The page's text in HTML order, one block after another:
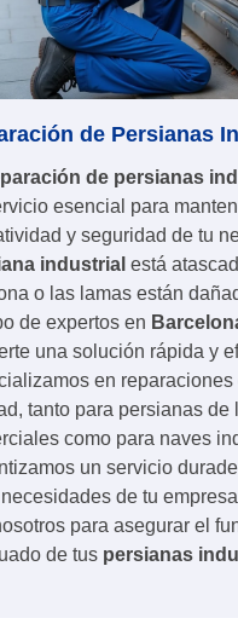
de Persianas
de persianas
esencial para
y seguridad de tu
industrial está
o las lamas están
de expertos en
una solución rápida y
en reparaciones
tanto para persianas de
como para naves
un servicio
de tu
para asegurar el
de tus persianas